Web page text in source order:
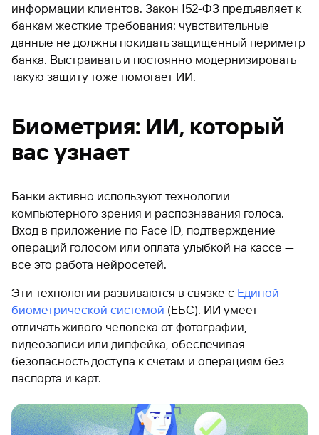
информации клиентов. Закон 152-ФЗ предъявляет к
банкам жесткие требования: чувствительные
данные не должны покидать защищенный периметр
банка. Выстраивать и постоянно модернизировать
такую защиту тоже помогает ИИ.
Биометрия: ИИ, который
вас узнает
Банки активно используют технологии
компьютерного зрения и распознавания голоса.
Вход в приложение по Face ID, подтверждение
операций голосом или оплата улыбкой на кассе —
все это работа нейросетей.
Эти технологии развиваются в связке с Единой
биометрической системой (ЕБС). ИИ умеет
отличать живого человека от фотографии,
видеозаписи или дипфейка, обеспечивая
безопасность доступа к счетам и операциям без
паспорта и карт.